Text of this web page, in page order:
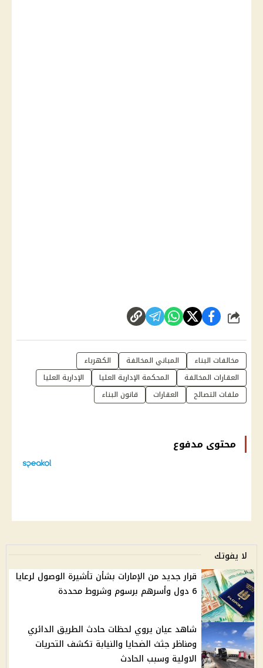
شارك
مخالفات البناء المباني المخالفة
الكهرباء
العقارات المخالفة
المحكمة الإدارية العليا
الإدارية العليا
ملفات التصالح
العقارات قانون البناء
محتوى مدفوع
لا يفوتك
قرار جديد من الإمارات بشأن تأشيرة الوصول لرعايا
6 دول وأسرهم برسوم وشروط محددة
شاهد عيان يروي لحظات حادث الطريق الدائري
ومناظر جثث الضحايا والنيابة تكشف التحريات
الاولية وسبب الحادث